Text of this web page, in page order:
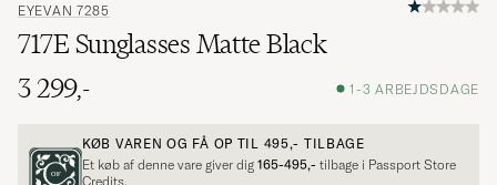
EYEVAN 7285
717E Sunglasses Matte Black
3 299,-
1-3 ARBEJDSDAGE
KØB VAREN OG FÅ OP TIL 495,- TILBAGE
Et køb af denne vare giver dig 165-495,- tilbage i Passport Store
Credits.